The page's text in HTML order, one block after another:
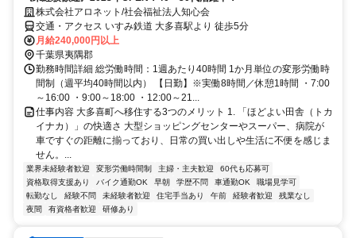
株式会社アロネット/社会福祉法人知心会
交通・アクセス いすみ鉄道 大多喜駅より 徒歩5分
月給240,000円以上
千葉県夷隅郡
勤務時間詳細 総労働時間：1週あたり40時間 1か月単位の変形労働時
間制（週平均40時間以内） 【日勤】※実働8時間／休憩1時間 ・7:00
～16:00 ・9:00～18:00 ・12:00～21...
仕事内容 大多喜町へ移住する3つのメリット 1. 「ほどよい田舎（トカ
イナカ）」の快適さ 大型ショッピングセンターやスーパー、病院が
車ですぐの距離に揃っており、日常の買い出しや生活に不便を感じま
せん。...
業界未経験者歓迎 変形労働時間制 主婦・主夫歓迎
60代も応募可
資格取得支援あり
バイク通勤OK 早朝 学歴不問 車通勤OK
職場見学可
転勤なし
経験不問 未経験者歓迎 住宅手当あり 午前 経験者歓迎
残業なし
夜間
有資格者歓迎 研修あり